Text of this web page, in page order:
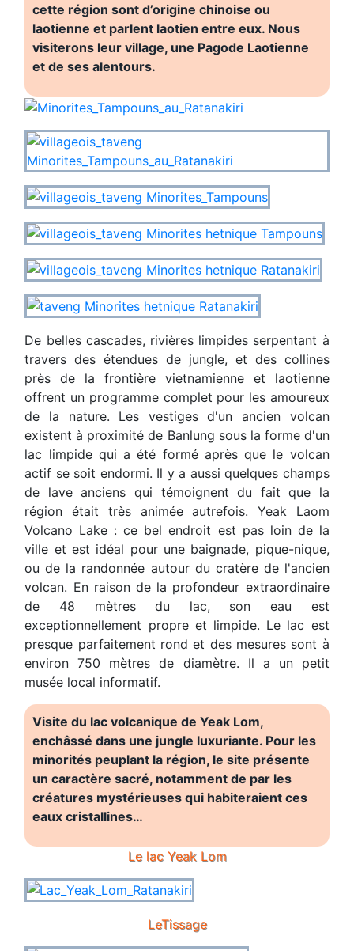
cette région sont d’origine chinoise ou
laotienne et parlent laotien entre eux. Nous
visiterons leur village, une Pagode Laotienne
et de ses alentours.
De belles cascades, rivières limpides serpentant à
travers des étendues de jungle, et des collines
près de la frontière vietnamienne et laotienne
offrent un programme complet pour les amoureux
de la nature. Les vestiges d'un ancien volcan
existent à proximité de Banlung sous la forme d'un
lac limpide qui a été formé après que le volcan
actif se soit endormi. Il y a aussi quelques champs
de lave anciens qui témoignent du fait que la
région était très animée autrefois. Yeak Laom
Volcano Lake : ce bel endroit est pas loin de la
ville et est idéal pour une baignade, pique-nique,
ou de la randonnée autour du cratère de l'ancien
volcan. En raison de la profondeur extraordinaire
de 48 mètres du lac, son eau est
exceptionnellement propre et limpide. Le lac est
presque parfaitement rond et des mesures sont à
environ 750 mètres de diamètre. Il a un petit
musée local informatif.
Visite du lac volcanique de Yeak Lom,
enchâssé dans une jungle luxuriante. Pour les
minorités peuplant la région, le site présente
un caractère sacré, notamment de par les
créatures mystérieuses qui habiteraient ces
eaux cristallines…
Le lac Yeak Lom
LeTissage